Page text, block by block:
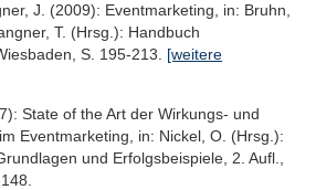
J. (2009): Eventmarketing, in: Bruhn,
T. (Hrsg.): Handbuch
S. 195-213. [weitere
State of the Art der Wirkungs- und
Eventmarketing, in: Nickel, O. (Hrsg.):
und Erfolgsbeispiele, 2. Aufl.,